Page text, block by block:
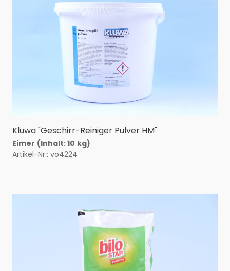
Kluwa "Geschirr-Reiniger Pulver HM"
Eimer (Inhalt: 10 kg)
Artikel-Nr.: vo4224